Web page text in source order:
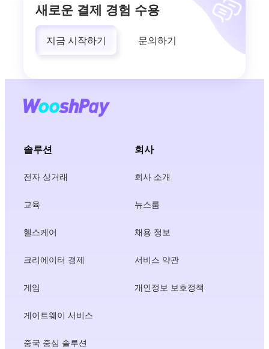
새로운 결제 경험 수용
지금 시작하기 문의하기
솔루션
전자 상거래
교육
헬스케어
크리에이터 경제
게임
게이트웨이 서비스
중국 중심 솔루션
회사
회사 소개
뉴스룸
채용 정보
서비스 약관
개인정보 보호정책